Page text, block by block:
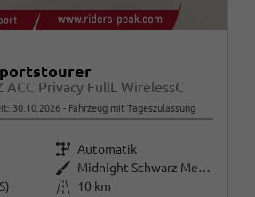
ACC Privacy FullL WirelessC
30.10.2026 Fahrzeug mit Tageszulassung
Getriebe Automatik
Außenfarbe
Midnight Schwarz Metallic
Kilometerstand
10 km